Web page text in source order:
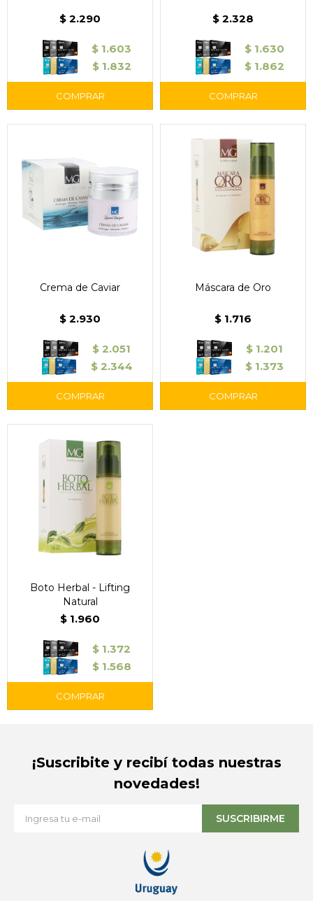
$ 2.290
$ 1.603
$ 1.832
$ 2.328
$ 1.630
$ 1.862
Crema de Caviar
$ 2.930
$ 2.051
$ 2.344
Máscara de Oro
$ 1.716
$ 1.201
$ 1.373
Boto Herbal - Lifting
Natural
$ 1.960
$ 1.372
$ 1.568
¡Suscribite y recibí todas nuestras
novedades!
SUSCRIBIRME